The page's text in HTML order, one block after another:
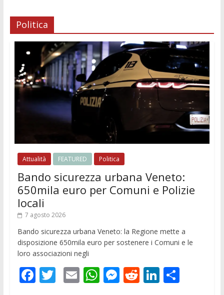
Politica
Attualità FEATURED Politica
Bando sicurezza urbana Veneto:
650mila euro per Comuni e Polizie
locali
7 agosto 2026
Bando sicurezza urbana Veneto: la Regione mette a
disposizione 650mila euro per sostenere i Comuni e le
loro associazioni negli
F T E W M R Li C